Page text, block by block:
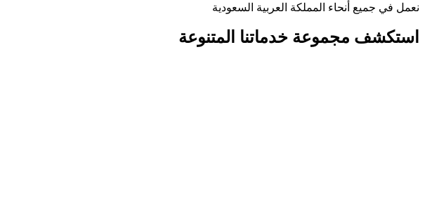
نعمل في جميع أنحاء المملكة العربية السعودية
استكشف مجموعة خدماتنا المتنوعة